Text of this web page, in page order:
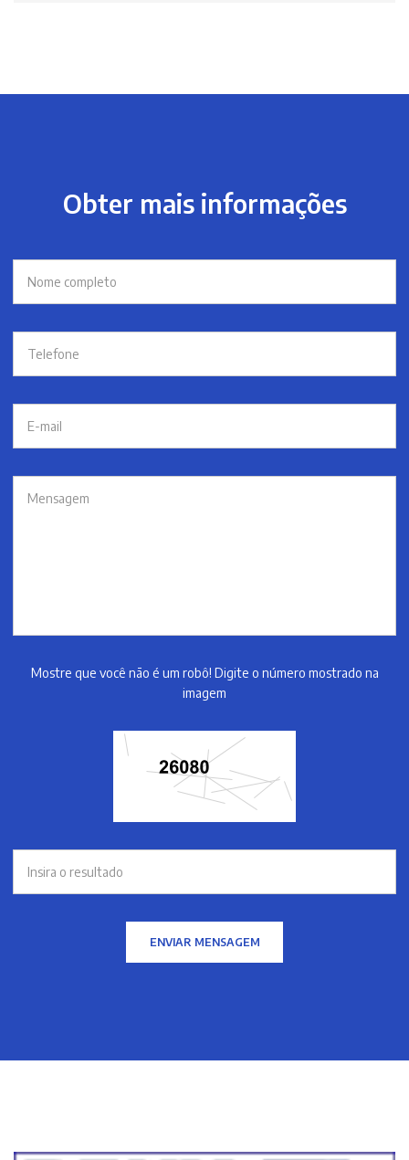
Obter mais informações
Mostre que você não é um robô! Digite o número mostrado na
imagem
ENVIAR MENSAGEM